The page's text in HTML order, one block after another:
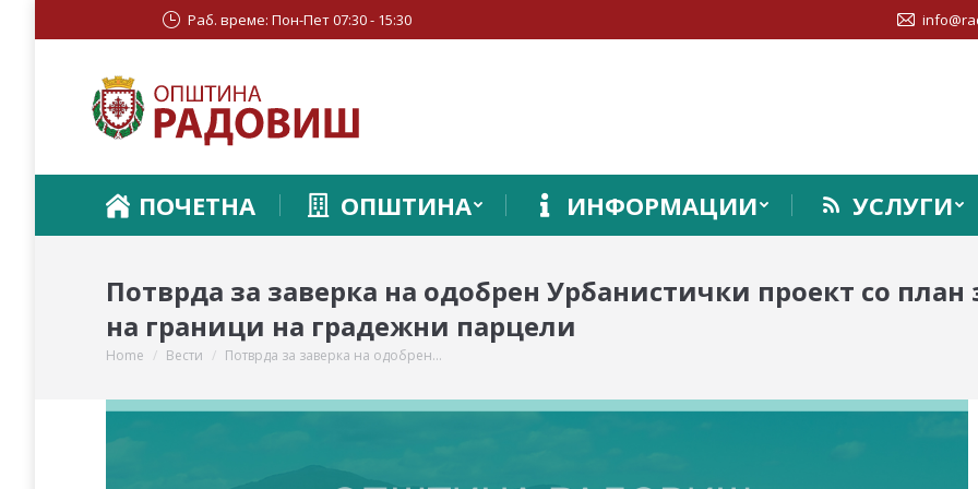
Раб. време: Пон-Пет 07:30 - 15:30
ПОЧЕТНА ОПШТИНА ИНФОРМАЦИИ УСЛУГИ
Потврда за заверка на одобрен Урбанистички проект со
на граници на градежни парцели
You are here:
Home Вести Потврда за заверка на одобрен…